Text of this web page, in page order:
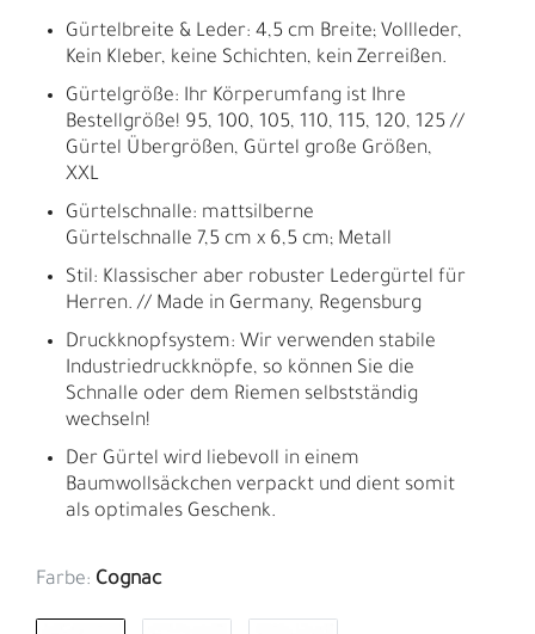
Gürtelbreite & Leder: 4,5 cm Breite; Vollleder,
Kein Kleber, keine Schichten, kein Zerreißen.
Gürtelgröße: Ihr Körperumfang ist Ihre
Bestellgröße! 95, 100, 105, 110, 115, 120, 125 //
Gürtel Übergrößen, Gürtel große Größen,
XXL
Gürtelschnalle: mattsilberne
Gürtelschnalle 7,5 cm x 6,5 cm; Metall
Stil: Klassischer aber robuster Ledergürtel für
Herren. // Made in Germany, Regensburg
Druckknopfsystem: Wir verwenden stabile
Industriedruckknöpfe, so können Sie die
Schnalle oder dem Riemen selbstständig
wechseln!
Der Gürtel wird liebevoll in einem
Baumwollsäckchen verpackt und dient somit
als optimales Geschenk.
Farbe: Cognac